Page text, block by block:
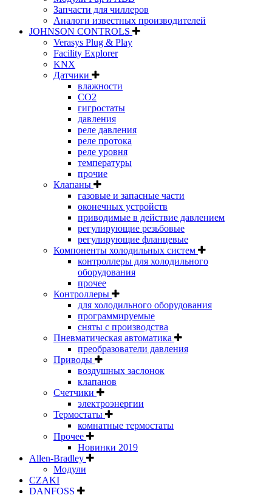
Запчасти для чиллеров
Аналоги известных производителей
JOHNSON CONTROLS
Verasys Plug & Play
Facility Explorer
KNX
Датчики
влажности
CO2
гигростаты
давления
реле давления
реле протока
реле уровня
температуры
прочие
Клапаны
газовые и запасные части
оконечных устройств
приводимые в действие давлением
регулирующие резьбовые
регулирующие фланцевые
Компоненты холодильных систем
контроллеры для холодильного
оборудования
прочее
Контроллеры
для холодильного оборудования
программируемые
сняты с производства
Пневматическая автоматика
преобразователи давления
Приводы
воздушных заслонок
клапанов
Счетчики
электроэнергии
Термостаты
комнатные термостаты
Прочее
Новинки 2019
Allen-Bradley
Модули
CZAKI
DANFOSS